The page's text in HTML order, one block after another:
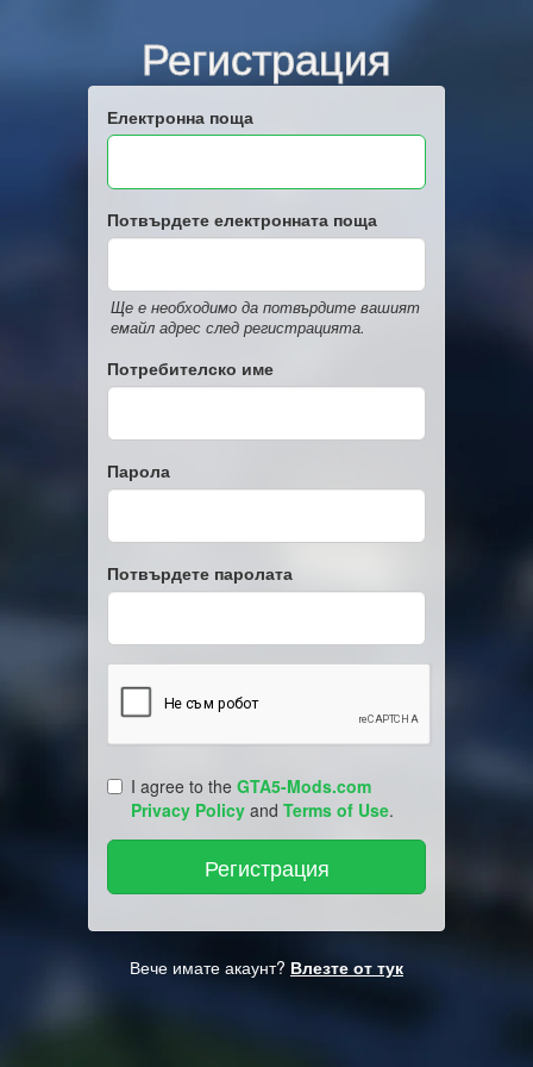
Регистрация
Електронна поща
Потвърдете електронната поща
Ще е необходимо да потвърдите вашият
емайл адрес след регистрацията.
Потребителско име
Парола
Потвърдете паролата
I agree to the GTA5-Mods.com
Privacy Policy and Terms of Use.
Вече имате акаунт? Влезте от тук